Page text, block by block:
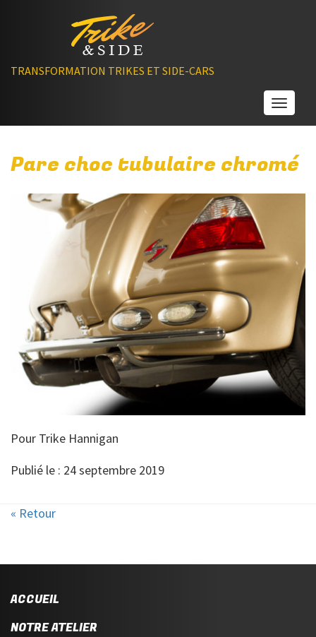
TRANSFORMATION TRIKES ET SIDE-CARS
Pare choc tubulaire chromé
Pour Trike Hannigan
Publié le : 24 septembre 2019
« Retour
ACCUEIL
NOTRE ATELIER